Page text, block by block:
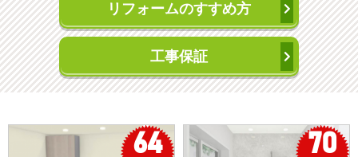
リフォームのすすめ方
工事保証
64 70